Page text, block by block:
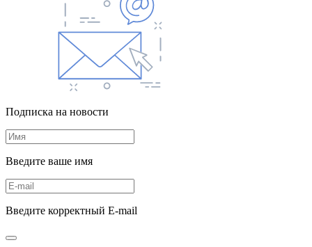
Подписка на новости
Введите ваше имя
Введите корректный E-mail